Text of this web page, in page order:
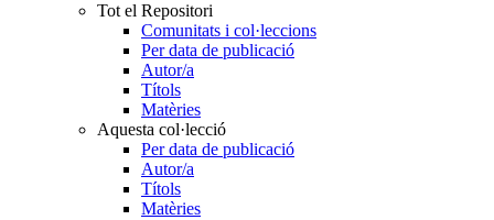
Tot el Repositori
Comunitats i col·leccions
Per data de publicació
Autor/a
Títols
Matèries
Aquesta col·lecció
Per data de publicació
Autor/a
Títols
Matèries